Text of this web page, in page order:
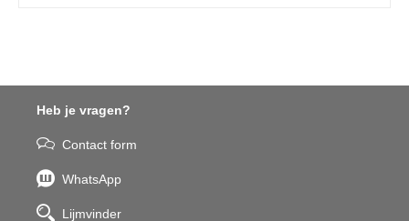
Heb je vragen?
Contact form
WhatsApp
Lijmvinder